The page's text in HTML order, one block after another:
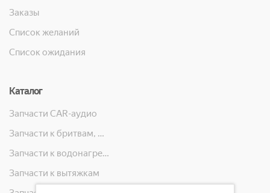
Заказы
Список желаний
Список ожидания
Каталог
Запчасти CAR-аудио
Запчасти к бритвам, машинкам для стрижки, фенам, эпиляторам, зубным щёткам
Запчасти к водонагревателям
Запчасти к вытяжкам